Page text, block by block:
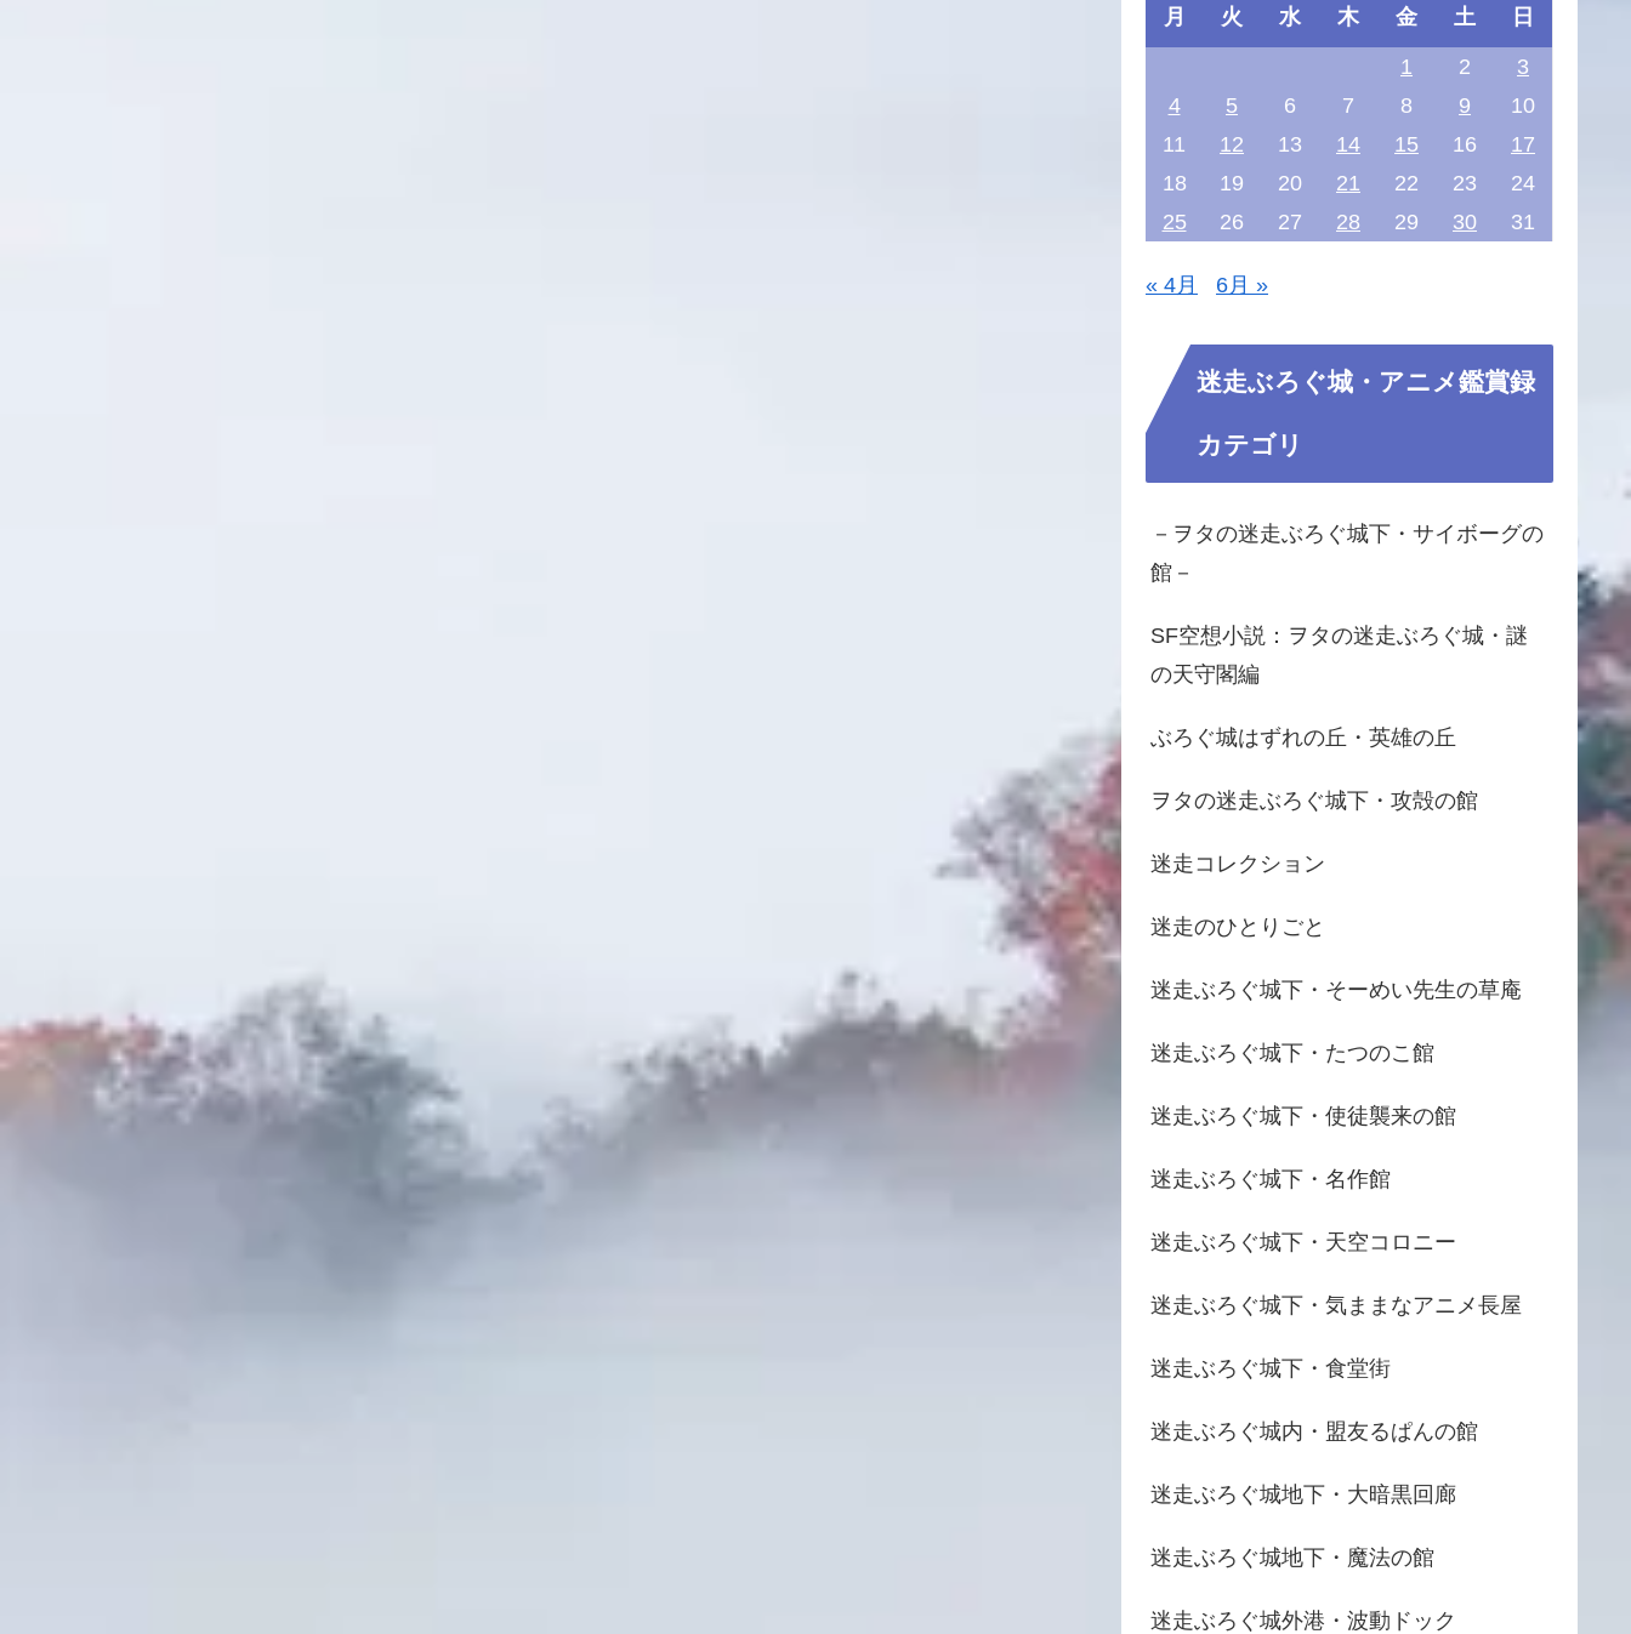
月 火 水 木 金 土 日
1 2
3
4
5 6 7 8 9
10
11
12 13 14 15 16
17
18
19 20 21 22 23
24
25
26 27 28 29 30 31
« 4月 6月 »
迷走ぶろぐ城・アニメ鑑賞録
カテゴリ
－ヲタの迷走ぶろぐ城下・サイボーグの
館－
SF空想小説：ヲタの迷走ぶろぐ城・謎
の天守閣編
ぶろぐ城はずれの丘・英雄の丘
ヲタの迷走ぶろぐ城下・攻殻の館
迷走コレクション
迷走のひとりごと
迷走ぶろぐ城下・そーめい先生の草庵
迷走ぶろぐ城下・たつのこ館
迷走ぶろぐ城下・使徒襲来の館
迷走ぶろぐ城下・名作館
迷走ぶろぐ城下・天空コロニー
迷走ぶろぐ城下・気ままなアニメ長屋
迷走ぶろぐ城下・食堂街
迷走ぶろぐ城内・盟友るぱんの館
迷走ぶろぐ城地下・大暗黒回廊
迷走ぶろぐ城地下・魔法の館
迷走ぶろぐ城外港・波動ドック